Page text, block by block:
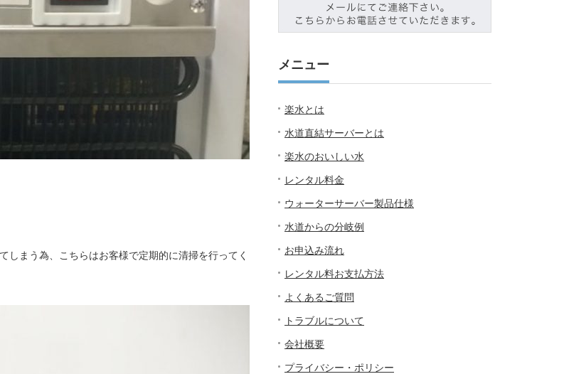
しまう為、こちらはお客様で定期的に清掃を行ってく
メニュー
楽水とは
水道直結サーバーとは
楽水のおいしい水
レンタル料金
ウォーターサーバー製品仕様
水道からの分岐例
お申込み流れ
レンタル料お支払方法
よくあるご質問
トラブルについて
会社概要
プライバシー・ポリシー